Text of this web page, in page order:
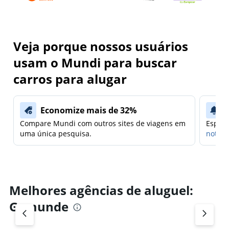
Veja porque nossos usuários
usam o Mundi para buscar
carros para alugar
Economize mais de 32%
Compare Mundi com outros sites de viagens em
uma única pesquisa.
Melhores agências de aluguel:
Gemunde